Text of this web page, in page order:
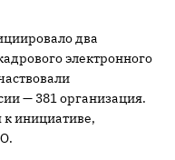
два
электронного
— 381 организация.
инициативе,